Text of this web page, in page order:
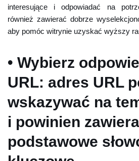
interesujące i odpowiadać na
również zawierać dobrze
aby pomóc witrynie uzyskać wyższy
• Wybierz
URL: adres URL
wskazywać na
i powinien
podstawowe